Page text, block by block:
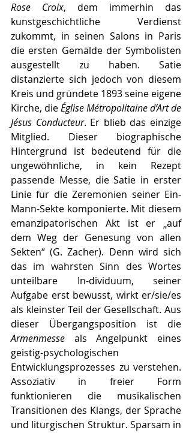
Rose Croix, dem immerhin das
kunstgeschichtliche Verdienst
zukommt, in seinen Salons in Paris
die ersten Gemälde der Symbolisten
ausgestellt zu haben. Satie
distanzierte sich jedoch von diesem
Kreis und gründete 1893 seine eigene
Kirche, die Église Métropolitaine d’Art de
Jésus Conducteur. Er blieb das einzige
Mitglied. Dieser biographische
Hintergrund ist bedeutend für die
ungewöhnliche, in kein Rezept
passende Messe, die Satie in erster
Linie für die Zeremonien seiner Ein-
Mann-Sekte komponierte. Mit diesem
emanzipatorischen Akt ist er „auf
dem Weg der Genesung von allen
Sekten“ (G. Zacher). Denn wird sich
das im wahrsten Sinn des Wortes
unteilbare In-dividuum, seiner
Aufgabe erst bewusst, wirkt er/sie/es
als kleinster Teil der Gesellschaft. Aus
Armenmesse als Angelpunkt eines
geistig-psychologischen
Entwicklungsprozesses zu verstehen.
Assoziativ in freier Form
funktionieren die musikalischen
Transitionen des Klangs, der Sprache
und liturgischen Struktur. Sparsam in